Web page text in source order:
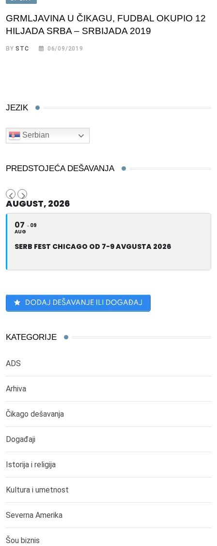
GRMLJAVINA U ČIKAGU, FUDBAL OKUPIO 12
HILJADA SRBA – SRBIJADA 2019
BYSTC 06/09/2019
JEZIK
Serbian
PREDSTOJEĆA DEŠAVANJA
AUGUST, 2026
07
AUG
09
SERB FEST CHICAGO OD 7-9 AVGUSTA 2026
KATEGORIJE
ADS
Arhiva
Čikago dešavanja
Događaji
Istorija i religija
Kultura i umetnost
Severna Amerika
Šou biznis